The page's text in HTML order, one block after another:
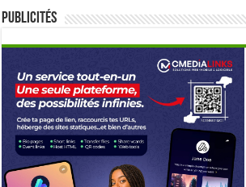
Publicités